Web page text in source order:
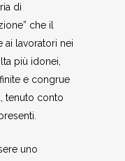
di
che il
ai lavoratori nei
più idonei,
e congrue
tenuto conto
uno